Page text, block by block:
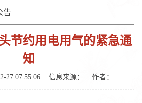
告
节约用电用气的紧急通
知
27 07:55:06 信息来源： 作者：